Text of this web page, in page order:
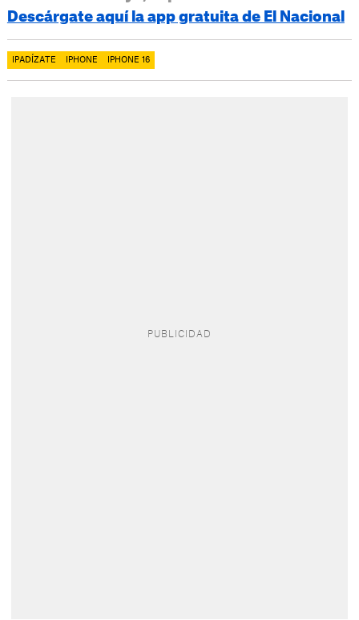
Descárgate aquí la app gratuita de El Nacional
IPADÍZATE IPHONE IPHONE 16